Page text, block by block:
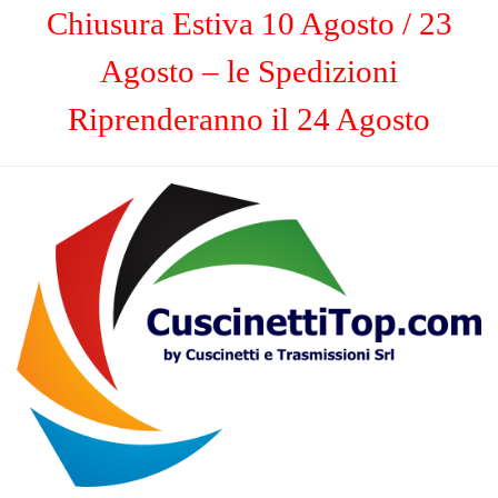
Chiusura Estiva 10 Agosto / 23
Agosto – le Spedizioni
Riprenderanno il 24 Agosto